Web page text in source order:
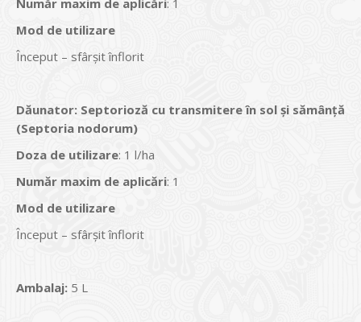
Număr maxim de aplicări: 1
Mod de utilizare
Început – sfârșit înflorit
Dăunator: Septorioză cu transmitere în sol şi sămânţă
(Septoria nodorum)
Doza de utilizare: 1 l/ha
Număr maxim de aplicări: 1
Mod de utilizare
Început – sfârșit înflorit
Ambalaj: 5 L